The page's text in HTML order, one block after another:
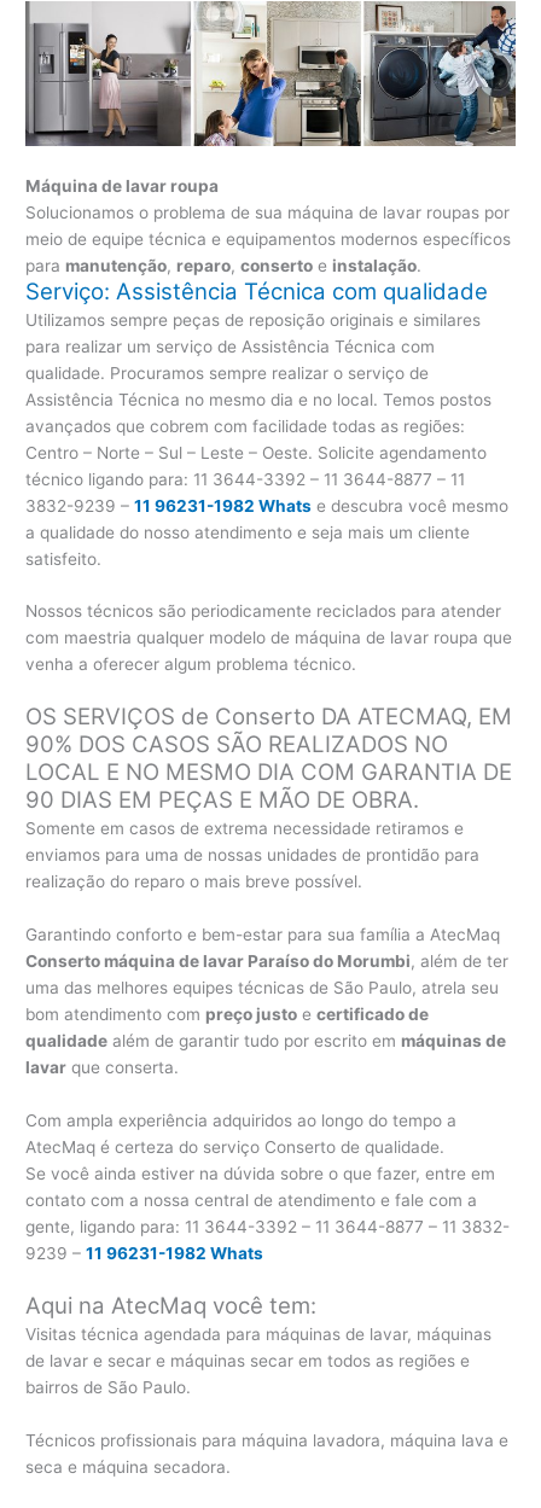
Máquina de lavar roupa
Solucionamos o problema de sua máquina de lavar roupas por
meio de equipe técnica e equipamentos modernos específicos
para manutenção, reparo,conserto e instalação.
Serviço: Assistência Técnica com qualidade
Utilizamos sempre peças de reposição originais e similares
para realizar um serviço de Assistência Técnica com
qualidade. Procuramos sempre realizar o serviço de
Assistência Técnica no mesmo dia e no local. Temos postos
avançados que cobrem com facilidade todas as regiões:
Centro – Norte – Sul – Leste – Oeste. Solicite agendamento
técnico ligando para: 11 3644-3392 – 11 3644-8877 – 11
3832-9239 –11 96231-1982 Whats e descubra você mesmo
a qualidade do nosso atendimento e seja mais um cliente
satisfeito.
Nossos técnicos são periodicamente reciclados para atender
com maestria qualquer modelo de máquina de lavar roupa que
venha a oferecer algum problema técnico.
OS SERVIÇOS de Conserto DA ATECMAQ, EM
90% DOS CASOS SÃO REALIZADOS NO
LOCAL E NO MESMO DIA COM GARANTIA DE
90 DIAS EM PEÇAS E MÃO DE OBRA.
Somente em casos de extrema necessidade retiramos e
enviamos para uma de nossas unidades de prontidão para
realização do reparo o mais breve possível.
Garantindo conforto e bem-estar para sua família a AtecMaq
Conserto máquina de lavar Paraíso do Morumbi, além de ter
uma das melhores equipes técnicas de São Paulo, atrela seu
bom atendimento com preço justo ecertificado de
qualidade além de garantir tudo por escrito em máquinas de
lavar que conserta.
Com ampla experiência adquiridos ao longo do tempo a
AtecMaq é certeza do serviço Conserto de qualidade.
Se você ainda estiver na dúvida sobre o que fazer, entre em
contato com a nossa central de atendimento e fale com a
gente, ligando para: 11 3644-3392 – 11 3644-8877 – 11 3832-
9239 –11 96231-1982 Whats
Aqui na AtecMaq você tem:
Visitas técnica agendada para máquinas de lavar, máquinas
de lavar e secar e máquinas secar em todos as regiões e
bairros de São Paulo.
Técnicos profissionais para máquina lavadora, máquina lava e
seca e máquina secadora.